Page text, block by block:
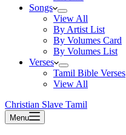
Songs
View All
By Artist List
By Volumes Card
By Volumes List
Verses
Tamil Bible Verses
View All
Christian Slave Tamil
Menu